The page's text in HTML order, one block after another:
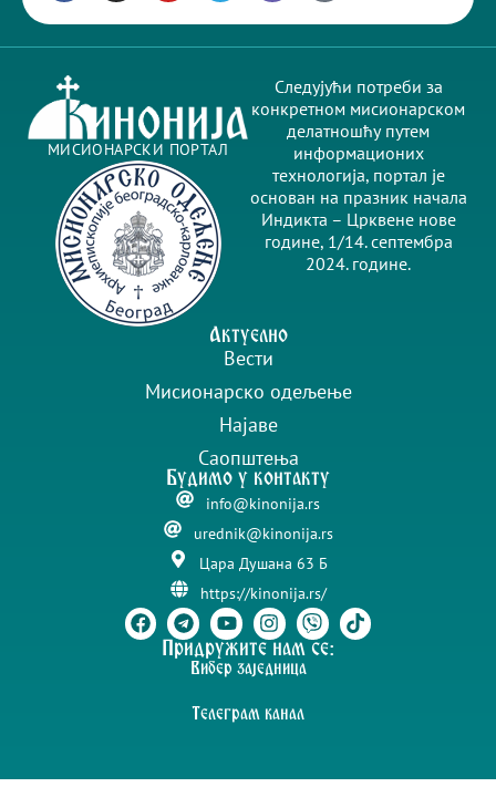
МИСИОНАРСКИ ПОРТАЛ
Следујући потреби за
конкретном мисионарском
делатношћу путем
информационих
технологија, портал је
основан на празник начала
Индикта – Црквене нове
године, 1/14. септембра
2024. године.
Актуелно
Вести
Мисионарско одељење
Најаве
Саопштења
Будимо у контакту
info@kinonija.rs
urednik@kinonija.rs
Цара Душана 63 Б
https://kinonija.rs/
Придружите нам се:
Вибер заједница
Телеграм канал